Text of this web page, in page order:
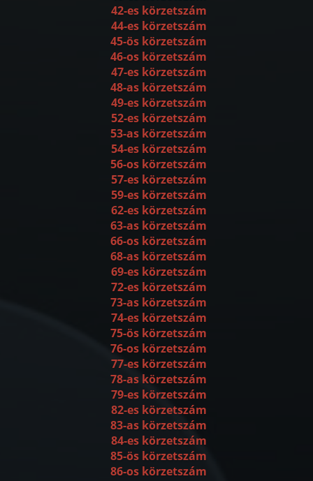
42-es körzetszám
44-es körzetszám
45-ös körzetszám
46-os körzetszám
47-es körzetszám
48-as körzetszám
49-es körzetszám
52-es körzetszám
53-as körzetszám
54-es körzetszám
56-os körzetszám
57-es körzetszám
59-es körzetszám
62-es körzetszám
63-as körzetszám
66-os körzetszám
68-as körzetszám
69-es körzetszám
72-es körzetszám
73-as körzetszám
74-es körzetszám
75-ös körzetszám
76-os körzetszám
77-es körzetszám
78-as körzetszám
79-es körzetszám
82-es körzetszám
83-as körzetszám
84-es körzetszám
85-ös körzetszám
86-os körzetszám